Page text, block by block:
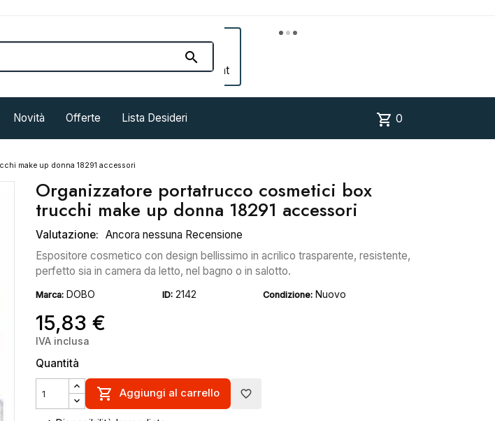


Account
Novità Offerte Lista Desideri shopping_cart 0
make up donna 18291 accessori
Organizzatore portatrucco cosmetici box
trucchi make up donna 18291 accessori
Valutazione: Ancora nessuna Recensione
Espositore cosmetico con design bellissimo in acrilico trasparente, resistente,
perfetto sia in camera da letto, nel bagno o in salotto.
Marca: DOBO ID: 2142 Condizione: Nuovo
15,83 €
IVA inclusa
Quantità
 Aggiungi al carrello favorite_border